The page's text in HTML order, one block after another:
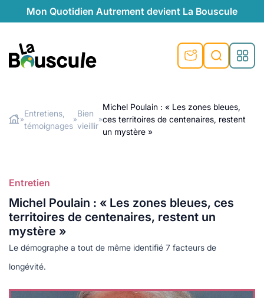
Mon Quotidien Autrement devient La Bouscule
et durable
au naturel
végétariennes
locales
plus de recyclage
durables
naturel
de recyclage
saison
responsables
douce
Rechercher
»
Entretiens,
témoignages
»
Bien
vieillir
»
Michel Poulain : « Les zones bleues,
ces territoires de centenaires, restent
un mystère »
Entretien
Michel Poulain : « Les zones bleues, ces
territoires de centenaires, restent un
mystère »
Le démographe a tout de même identifié 7 facteurs de
longévité.